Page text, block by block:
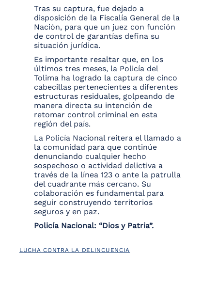
Tras su captura, fue dejado a
disposición de la Fiscalía General de la
Nación, para que un juez con función
de control de garantías defina su
situación jurídica.
Es importante resaltar que, en los
últimos tres meses, la Policía del
Tolima ha logrado la captura de cinco
cabecillas pertenecientes a diferentes
estructuras residuales, golpeando de
manera directa su intención de
retomar control criminal en esta
región del país.
La Policía Nacional reitera el llamado a
la comunidad para que continúe
denunciando cualquier hecho
sospechoso o actividad delictiva a
través de la línea 123 o ante la patrulla
del cuadrante más cercano. Su
colaboración es fundamental para
seguir construyendo territorios
seguros y en paz.
Policía Nacional: “Dios y Patria”.
LUCHA CONTRA LA DELINCUENCIA